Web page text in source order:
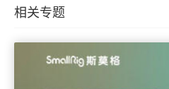
相关专题